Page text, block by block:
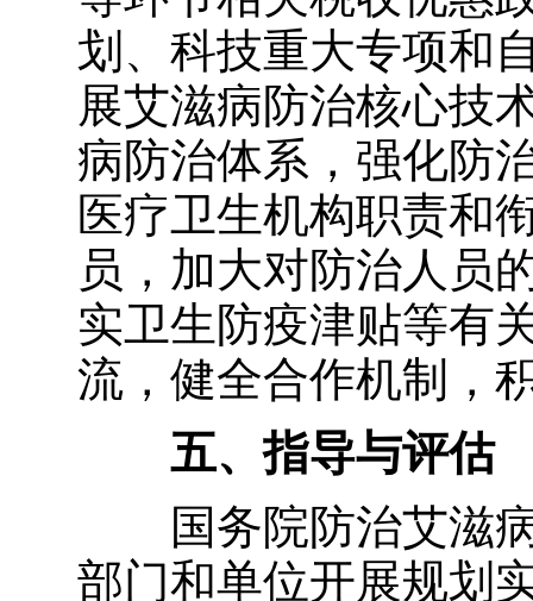
划、科技重大专项和
展艾滋病防治核心技
病防治体系，强化防
医疗卫生机构职责和
员，加大对防治人员
实卫生防疫津贴等有
流，健全合作机制，
五、指导与评估
国务院防治艾滋病
部门和单位开展规划